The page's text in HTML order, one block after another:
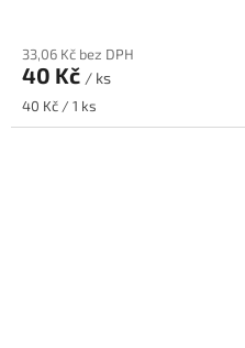
33,06 Kč bez DPH
40 Kč / ks
Měrná
cena:
40 Kč / 1 ks